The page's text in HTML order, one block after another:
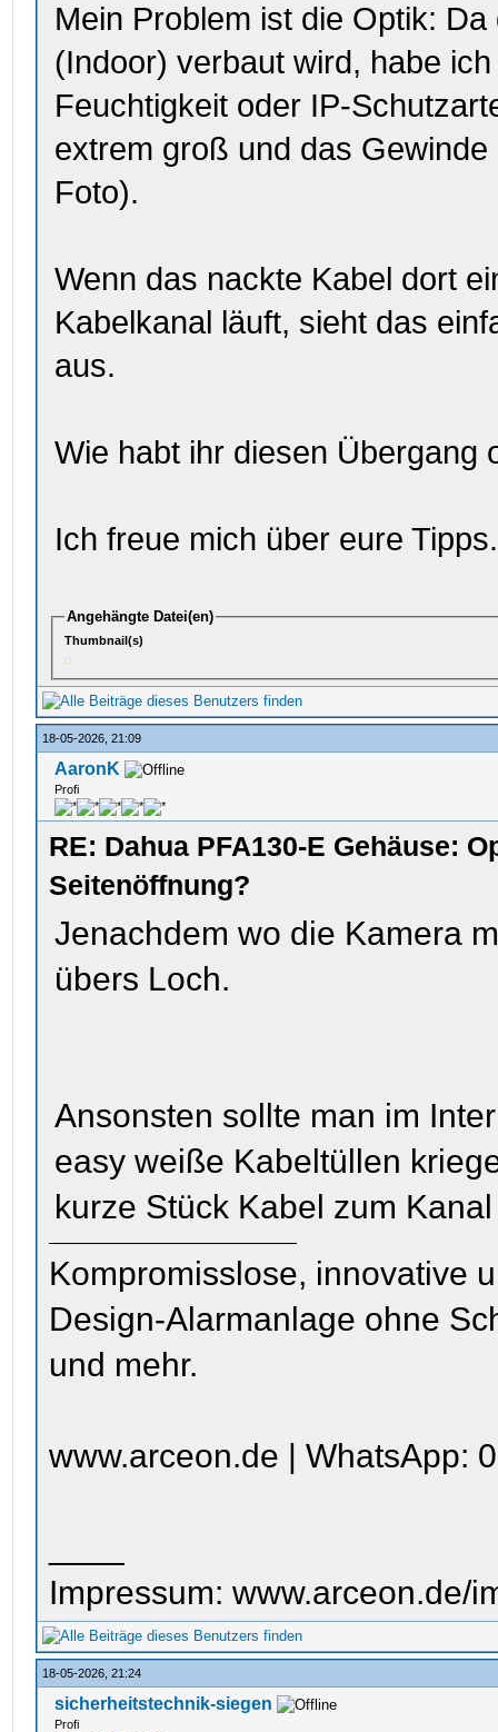
Mein Problem ist die Optik:
(Indoor) verbaut wird, habe
Feuchtigkeit oder IP-
extrem groß und das
Foto).
Wenn das nackte Kabel dort
Kabelkanal läuft, sieht das
aus.
Wie habt ihr diesen Übergang
Ich freue mich über eure Tipps.
Angehängte Datei(en)
Thumbnail(s)
18-05-2026, 21:09
AaronK
Profi
RE: Dahua PFA130-E Gehäuse:
Seitenöffnung?
Jenachdem wo die Kamera
übers Loch.
Ansonsten sollte man im
easy weiße Kabeltüllen
kurze Stück Kabel zum
Kompromisslose, innovative
Design-Alarmanlage ohne
und mehr.
www.arceon.de | WhatsApp:
Impressum: www.arceon.de/
18-05-2026, 21:24
sicherheitstechnik-siegen
Profi